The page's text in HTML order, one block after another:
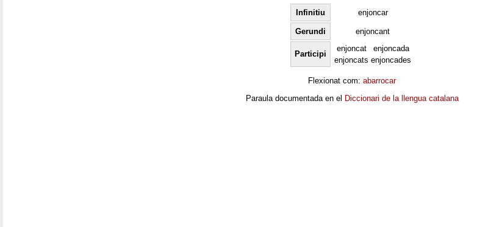
Infinitiu enjoncar
Gerundi enjoncant
Participi
enjoncat
enjoncada
enjoncats enjoncades
Flexionat com: abarrocar
Paraula documentada en el Diccionari de la llengua catalana